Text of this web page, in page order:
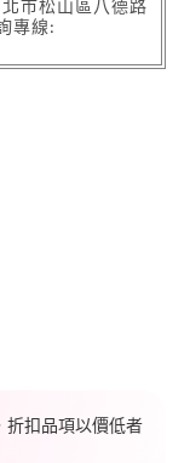
市松山區八德路
專線:
扣品項以價低者